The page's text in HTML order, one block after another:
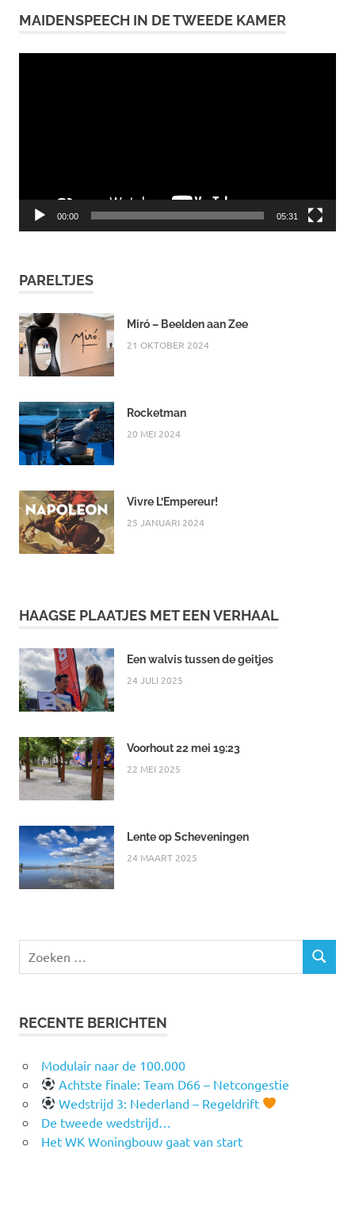
MAIDENSPEECH IN DE TWEEDE KAMER
00:00 05:31
PARELTJES
Miró – Beelden aan Zee
21 OKTOBER 2024
Rocketman
20 MEI 2024
Vivre L’Empereur!
25 JANUARI 2024
HAAGSE PLAATJES MET EEN VERHAAL
Een walvis tussen de geitjes
24 JULI 2025
Voorhout 22 mei 19:23
22 MEI 2025
Lente op Scheveningen
24 MAART 2025
Zoeken
ZOEKEN
RECENTE BERICHTEN
Modulair naar de 100.000
Achtste finale: Team D66 – Netcongestie
Wedstrijd 3: Nederland – Regeldrift
De tweede wedstrijd…
Het WK Woningbouw gaat van start